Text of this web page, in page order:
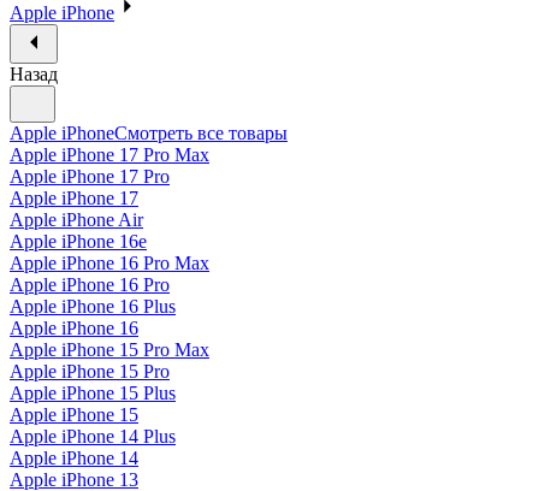
Apple iPhone
Назад
Apple iPhoneСмотреть все товары
Apple iPhone 17 Pro Max
Apple iPhone 17 Pro
Apple iPhone 17
Apple iPhone Air
Apple iPhone 16e
Apple iPhone 16 Pro Max
Apple iPhone 16 Pro
Apple iPhone 16 Plus
Apple iPhone 16
Apple iPhone 15 Pro Max
Apple iPhone 15 Pro
Apple iPhone 15 Plus
Apple iPhone 15
Apple iPhone 14 Plus
Apple iPhone 14
Apple iPhone 13